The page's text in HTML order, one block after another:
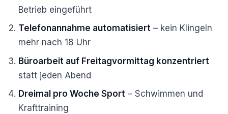
Betrieb eingeführt
Telefonannahme automatisiert – kein Klingeln
mehr nach 18 Uhr
Büroarbeit auf Freitagvormittag konzentriert
statt jeden Abend
Dreimal pro Woche Sport – Schwimmen und
Krafttraining